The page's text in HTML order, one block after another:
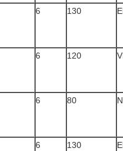
6 130
6 120
6 80
6 130